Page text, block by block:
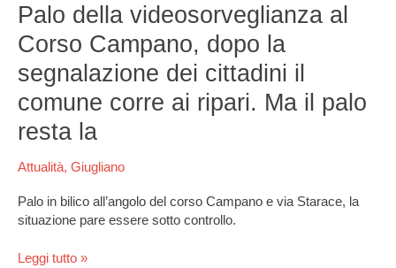
Palo della videosorveglianza al
Corso Campano, dopo la
segnalazione dei cittadini il
comune corre ai ripari. Ma il palo
resta la
Attualità, Giugliano
Palo in bilico all’angolo del corso Campano e via Starace, la
situazione pare essere sotto controllo.
della
videosorveglianza
al
Campano,
dopo
segnalazione
cittadini
il
comune
ai
Leggi tutto »